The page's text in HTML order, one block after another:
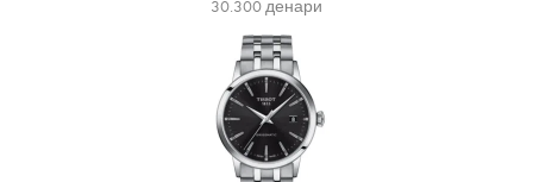
30.300денари